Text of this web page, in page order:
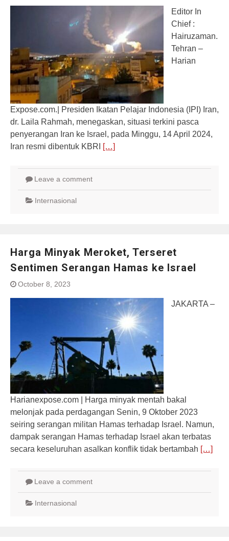
Editor In
Chief :
Hairuzaman.
Tehran –
Harian
Expose.com.| Presiden Ikatan Pelajar Indonesia (IPI) Iran,
dr. Laila Rahmah, menegaskan, situasi terkini pasca
penyerangan Iran ke Israel, pada Minggu, 14 April 2024,
Iran resmi dibentuk KBRI
[…]
Leave a comment
Internasional
Harga Minyak Meroket, Terseret
Sentimen Serangan Hamas ke Israel
October 8, 2023
JAKARTA –
Harianexpose.com | Harga minyak mentah bakal
melonjak pada perdagangan Senin, 9 Oktober 2023
seiring serangan militan Hamas terhadap Israel. Namun,
dampak serangan Hamas terhadap Israel akan terbatas
secara keseluruhan asalkan konflik tidak bertambah […]
Leave a comment
Internasional